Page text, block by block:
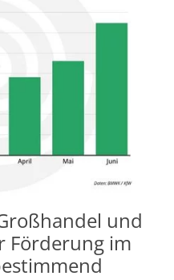
und
Förderung im